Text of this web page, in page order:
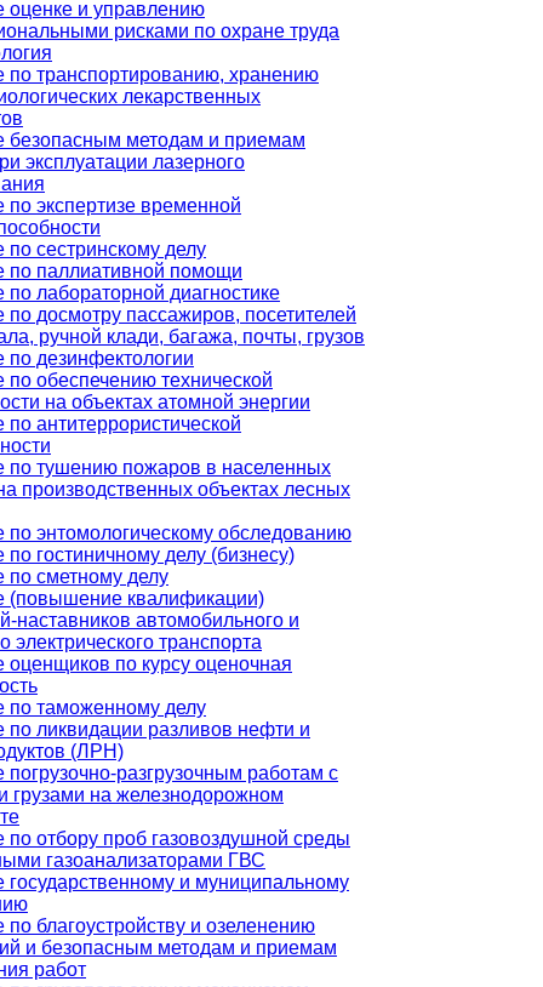
оценке и управлению
рисками по охране труда
по транспортированию, хранению
лекарственных
безопасным методам и приемам
эксплуатации лазерного
по экспертизе временной
по сестринскому делу
по паллиативной помощи
по лабораторной диагностике
по досмотру пассажиров, посетителей
ручной клади, багажа, почты, грузов
по дезинфектологии
по обеспечению технической
на объектах атомной энергии
антитеррористической
по тушению пожаров в населенных
производственных объектах лесных
по энтомологическому обследованию
по гостиничному делу (бизнесу)
по сметному делу
(повышение квалификации)
наставников автомобильного и
электрического транспорта
оценщиков по курсу оценочная
по таможенному делу
по ликвидации разливов нефти и
(ЛРН)
погрузочно-разгрузочным работам с
грузами на железнодорожном
по отбору проб газовоздушной среды
газоанализаторами ГВС
государственному и муниципальному
по благоустройству и озеленению
и безопасным методам и приемам
работ